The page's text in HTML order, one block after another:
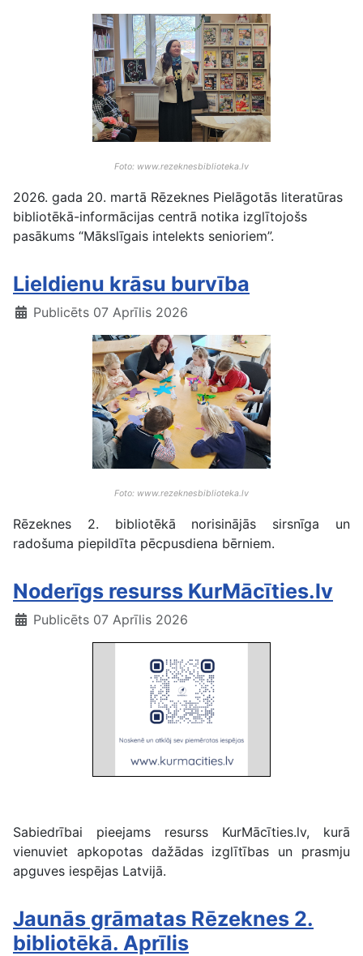
Foto: www.rezeknesbiblioteka.lv
2026. gada 20. martā Rēzeknes Pielāgotās literatūras
bibliotēkā-informācijas centrā notika izglītojošs
pasākums “Mākslīgais intelekts senioriem”.
Lieldienu krāsu burvība
Publicēts 07 Aprīlis 2026
Foto: www.rezeknesbiblioteka.lv
Rēzeknes 2. bibliotēkā norisinājās sirsnīga un
radošuma piepildīta pēcpusdiena bērniem.
Noderīgs resurss KurMācīties.lv
Publicēts 07 Aprīlis 2026
Sabiedrībai pieejams resurss KurMācīties.lv, kurā
vienuviet apkopotas dažādas izglītības un prasmju
apguves iespējas Latvijā.
Jaunās grāmatas Rēzeknes 2.
bibliotēkā. Aprīlis